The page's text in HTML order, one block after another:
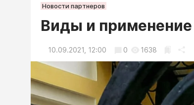
Новости партнеров
Виды и применение
10.09.2021, 12:00 0 1638